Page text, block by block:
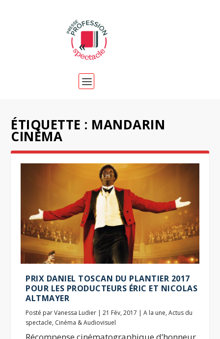
ÉTIQUETTE : MANDARIN
CINÉMA
PRIX DANIEL TOSCAN DU PLANTIER 2017
POUR LES PRODUCTEURS ÉRIC ET NICOLAS
ALTMAYER
Posté parVanessa Ludier |21 Fév, 2017 |A la une,Actus du
spectacle, Cinéma & Audiovisuel